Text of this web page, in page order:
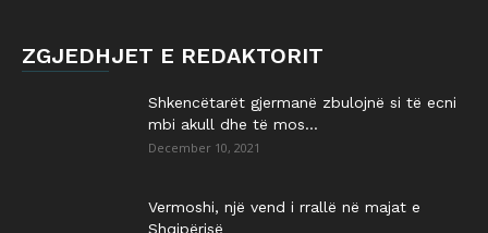
ZGJEDHJET E REDAKTORIT
Shkencëtarët gjermanë zbulojnë si të ecni
mbi akull dhe të mos...
December 10, 2021
Vermoshi, një vend i rrallë në majat e
Shqipërisë